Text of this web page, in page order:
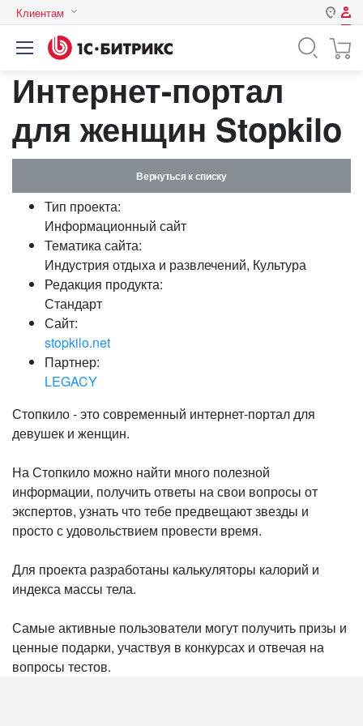
Клиентам
Казахстан
Авторизация
Логин
Пароль
Запомнить меня на этом
Забыли свой пароль?
Интернет-портал
для женщин Stopkilo
Вернуться к списку
Тип проекта:
Информационный сайт
Тематика сайта:
Индустрия отдыха и развлечений, Культура
Редакция продукта:
Стандарт
Сайт:
stopkilo.net
Партнер:
LEGACY
Стопкило - это современный интернет-портал для
девушек и женщин.
На Стопкило можно найти много полезной
информации, получить ответы на свои вопросы от
экспертов, узнать что тебе предвещают звезды и
просто с удовольствием провести время.
Для проекта разработаны калькуляторы калорий и
индекса массы тела.
Самые активные пользователи могут получить призы и
ценные подарки, участвуя в конкурсах и отвечая на
вопросы тестов.